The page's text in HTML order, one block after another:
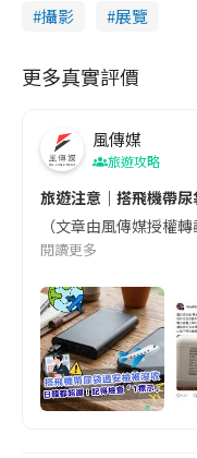
攝影 展覽
更多真實評價
風傳媒
旅遊攻略
旅遊注意｜搭飛機帶
（文章由風傳媒授權
閱讀更多